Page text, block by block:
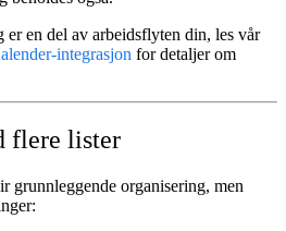
en del av arbeidsflyten din, les vår
integrasjon for detaljer om
flere lister
grunnleggende organisering, men